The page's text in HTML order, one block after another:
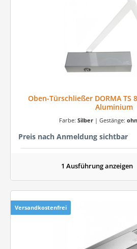
Oben-Türschließer DORMA TS
Aluminium
Farbe: Silber | Gestänge:
Preis nach Anmeldung sichtbar
1 Ausführung anzeigen
Versandkostenfrei